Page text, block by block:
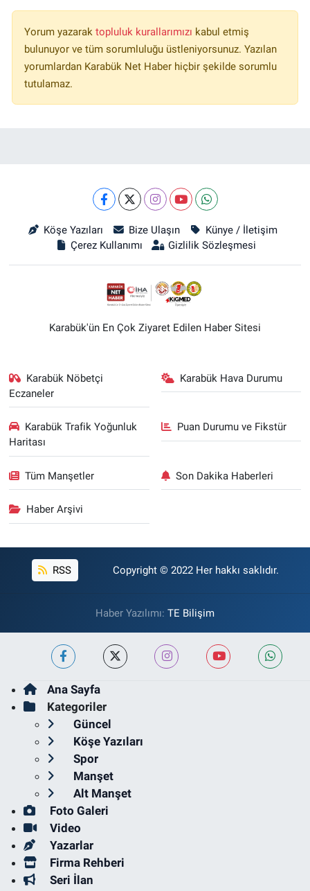
Yorum yazarak topluluk kurallarımızı kabul etmiş
bulunuyor ve tüm sorumluluğu üstleniyorsunuz. Yazılan
yorumlardan Karabük Net Haber hiçbir şekilde sorumlu
tutulamaz.
Köşe Yazıları Bize Ulaşın
Künye / İletişim
Çerez Kullanımı
Gizlilik Sözleşmesi
Karabük'ün En Çok Ziyaret Edilen Haber Sitesi
Karabük Nöbetçi
Eczaneler
Karabük Hava Durumu
Karabük Trafik Yoğunluk
Haritası
Puan Durumu ve Fikstür
Tüm Manşetler Son Dakika Haberleri
Haber Arşivi
RSS Copyright © 2022 Her hakkı saklıdır.
Haber Yazılımı: TE Bilişim
Ana Sayfa
Kategoriler
Güncel
Köşe Yazıları
Spor
Manşet
Alt Manşet
Foto Galeri
Video
Yazarlar
Firma Rehberi
Seri İlan